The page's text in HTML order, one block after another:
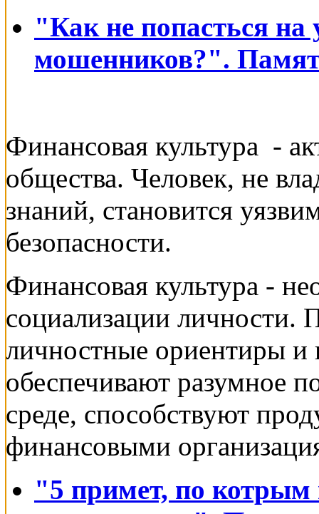
"Как не попасться на
мошенников?".
Финансовая культура -
общества. Человек, не
знаний, становится
безопасности.
Финансовая культура -
социализации личности.
личностные ориентиры и
обеспечивают разумное
среде, способствуют
финансовыми
"5 примет, по